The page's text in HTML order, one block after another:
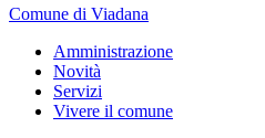
Comune di Viadana
Amministrazione
Novità
Servizi
Vivere il comune